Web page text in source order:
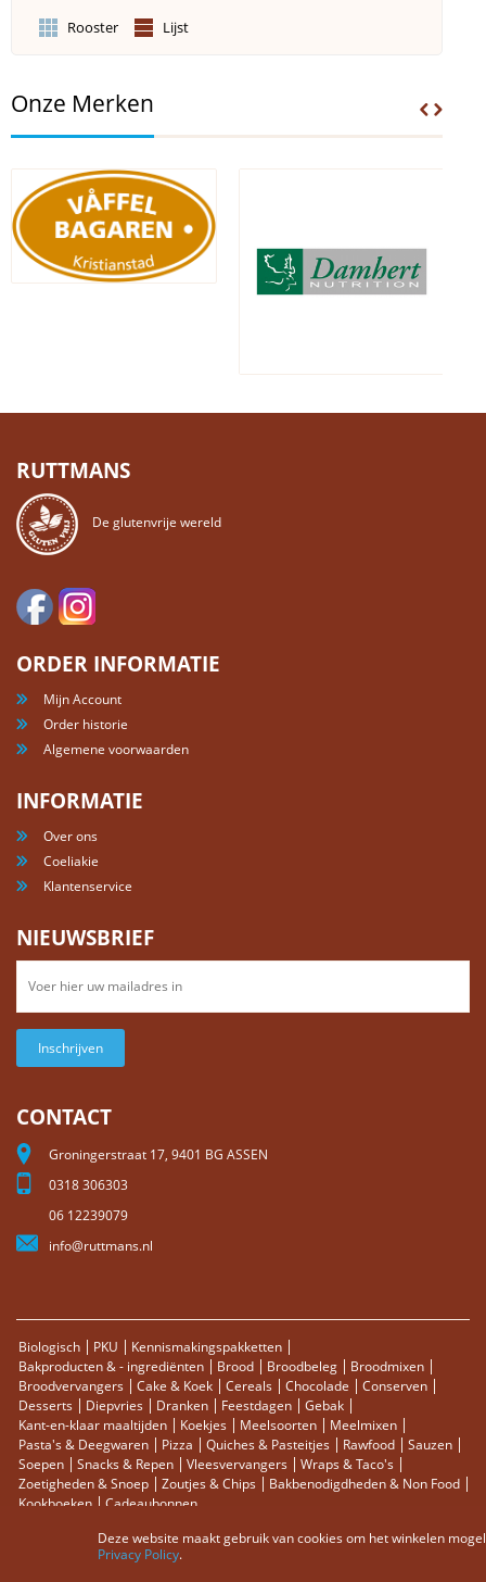
Rooster Lijst
Onze Merken
RUTTMANS
De glutenvrije wereld
ORDER INFORMATIE
Mijn Account
Order historie
Algemene voorwaarden
INFORMATIE
Over ons
Coeliakie
Klantenservice
NIEUWSBRIEF
Inschrijven
CONTACT
Groningerstraat 17, 9401 BG ASSEN
0318 306303
06 12239079
info@ruttmans.nl
Biologisch PKU
Kennismakingspakketten
Bakproducten & - ingrediënten
Brood Broodbeleg
Broodmixen
Broodvervangers
Cake & Koek Cereals Chocolade
Conserven
Desserts
Diepvries Dranken Feestdagen
Gebak
Kant-en-klaar maaltijden
Koekjes Meelsoorten
Meelmixen
Pasta's & Deegwaren
Pizza Quiches & Pasteitjes Rawfood
Sauzen
Soepen
Snacks & Repen Vleesvervangers
Wraps & Taco's
Zoetigheden & Snoep
Zoutjes & Chips
Bakbenodigdheden & Non Food
Kookboeken
Cadeaubonnen
Zoektermen Zoeken
Deze website maakt gebruik van cookies om het winkelen
Privacy Policy.